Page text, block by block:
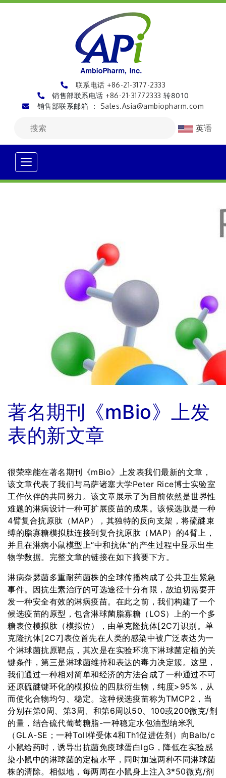
联系电话 +86-21-3177-2333
销售部联系电话 +86-21-31772333 转8010
销售部联系邮箱 ： Sales.Asia@ambiopharm.com
英语
著名期刊《mBio》上发
表的新文章
很荣幸能在著名期刊《mBio》上发表我们最新的文章，
该文章代表了我们与马萨诸塞大学Peter Rice博士实验室
工作伙伴的共同努力。该文章展示了为目前依然是世界性
难题的淋病设计一种可扩展疫苗的成果。该候选肽是一种
4臂复合抗原肽（MAP），其独特的反向支架，将硫醚束
缚的脂寡糖模拟肽连接到复合抗原肽（MAP）的4臂上，
并且在淋病小鼠模型上“中和抗体”的产生过程中显示出生
物学数据。完整文章的链接在如下摘要下方。
淋病奈瑟菌多重耐药菌株的全球传播构成了公共卫生紧急
事件。因抗生素治疗的可选途径十分有限，故迫切需要开
发一种安全有效的淋病疫苗。在此之前，我们构建了一个
候选疫苗的原型，包含淋球菌脂寡糖（LOS）上的一个多
糖表位模拟肽（模拟位），由单克隆抗体[2C7]识别。单
克隆抗体[2C7]表位首先在人类的感染中被广泛表达为一
个淋球菌抗原靶点，其次是在实验环境下淋球菌定植的关
键条件，第三是淋球菌维持和表达的毒力决定簇。这里，
我们通过一种相对简单和经济的方法合成了一种通过不可
还原硫醚键环化的模拟位的四肽衍生物，纯度>95%，从
而使化合物均匀、稳定。这种候选疫苗称为TMCP2，当
分别在第0周、第3周、和第6周以50、100或200微克/剂
的量，结合硫代葡萄糖脂-一种稳定水包油型纳米乳
（GLA-SE；一种Toll样受体4和Th1促进佐剂）向Balb/c
小鼠给药时，诱导出抗菌免疫球蛋白lgG，降低在实验感
染小鼠中的淋球菌的定植水平，同时加速两种不同淋球菌
株的清除。相似地，每两周在小鼠身上注入3*50微克/剂